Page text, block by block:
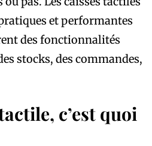
et performantes
des fonctionnalités
stocks, des commandes,
c’est quoi